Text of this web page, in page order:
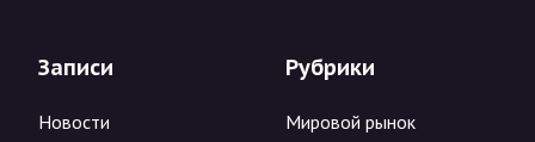
Записи
Новости
Рубрики
Мировой рынок